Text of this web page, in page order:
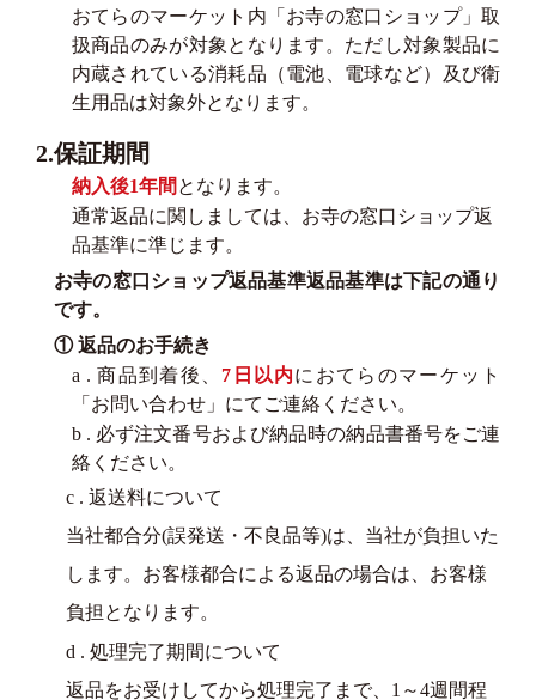
おてらのマーケット内「お寺の窓口ショップ」取
扱商品のみが対象となります。ただし対象製品に
内蔵されている消耗品（電池、電球など）及び衛
生用品は対象外となります。
2.保証期間
納入後1年間 となります。
通常返品に関しましては、お寺の窓口ショップ返
品基準に準じます。
お寺の窓口ショップ返品基準返品基準は下記の通り
です。
① 返品のお手続き
a . 商品到着後、 7日以内におてらのマーケット
「お問い合わせ」にてご連絡ください。
b . 必ず注文番号および納品時の納品書番号をご連
絡ください。
c . 返送料について
当社都合分(誤発送・不良品等)は、当社が負担いた
します。お客様都合による返品の場合は、お客様
負担となります。
d . 処理完了期間について
返品をお受けしてから処理完了まで、1～4週間程